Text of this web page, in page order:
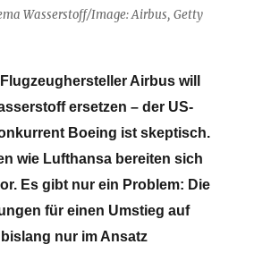
Wasserstoff/Image: Airbus, Getty
Airbus will
ersetzen – der US-
Boeing ist skeptisch.
wie Lufthansa bereiten sich
Es gibt nur ein Problem: Die
für einen Umstieg auf
nur im Ansatz